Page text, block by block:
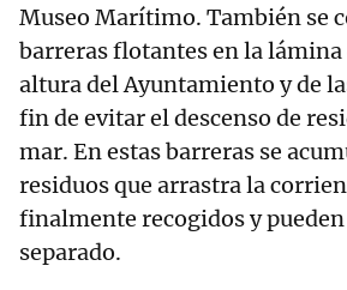
Museo Marítimo. También se
barreras flotantes en la lámina
altura del Ayuntamiento y de
fin de evitar el descenso de
mar. En estas barreras se
residuos que arrastra la
finalmente recogidos y
separado.